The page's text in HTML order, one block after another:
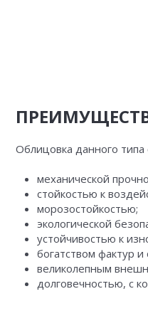
Облицовка данного
механической
стойкостью к
морозостойкостью;
экологической
устойчивостью к
богатством фактур и
великолепным
долговечностью, с